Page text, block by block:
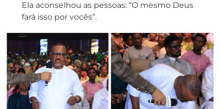
Ela aconselhou as pessoas: “O mesmo Deus
fará isso por vocês”.